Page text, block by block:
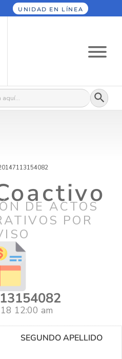
UNIDAD EN LÍNEA
Botón
DE ACTOS
POR
12:00 am
SEGUNDO APELLIDO